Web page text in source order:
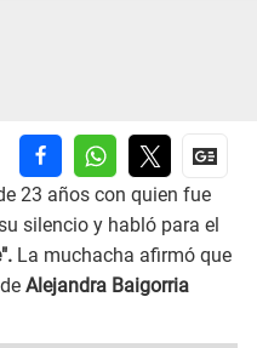
23 años con quien fue
silencio y habló para el
La muchacha afirmó que
Alejandra Baigorria